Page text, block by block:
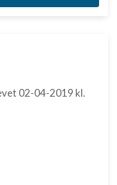
02-04-2019 kl.